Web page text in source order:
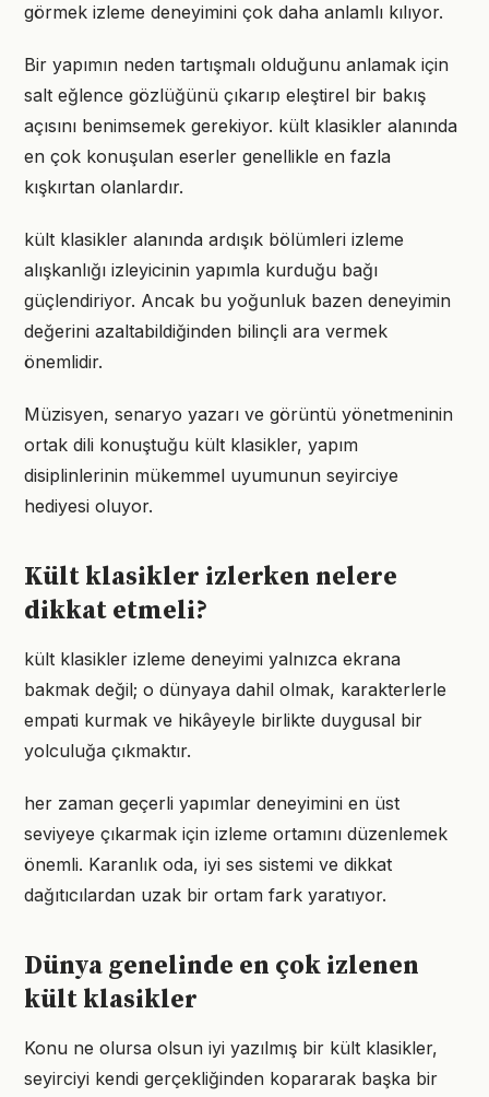
görmek izleme deneyimini çok daha anlamlı kılıyor.
Bir yapımın neden tartışmalı olduğunu anlamak için
salt eğlence gözlüğünü çıkarıp eleştirel bir bakış
açısını benimsemek gerekiyor. kült klasikler alanında
en çok konuşulan eserler genellikle en fazla
kışkırtan olanlardır.
kült klasikler alanında ardışık bölümleri izleme
alışkanlığı izleyicinin yapımla kurduğu bağı
güçlendiriyor. Ancak bu yoğunluk bazen deneyimin
değerini azaltabildiğinden bilinçli ara vermek
önemlidir.
Müzisyen, senaryo yazarı ve görüntü yönetmeninin
ortak dili konuştuğu kült klasikler, yapım
disiplinlerinin mükemmel uyumunun seyirciye
hediyesi oluyor.
Kült klasikler izlerken nelere
dikkat etmeli?
kült klasikler izleme deneyimi yalnızca ekrana
bakmak değil; o dünyaya dahil olmak, karakterlerle
empati kurmak ve hikâyeyle birlikte duygusal bir
yolculuğa çıkmaktır.
her zaman geçerli yapımlar deneyimini en üst
seviyeye çıkarmak için izleme ortamını düzenlemek
önemli. Karanlık oda, iyi ses sistemi ve dikkat
dağıtıcılardan uzak bir ortam fark yaratıyor.
Dünya genelinde en çok izlenen
kült klasikler
Konu ne olursa olsun iyi yazılmış bir kült klasikler,
seyirciyi kendi gerçekliğinden kopararak başka bir